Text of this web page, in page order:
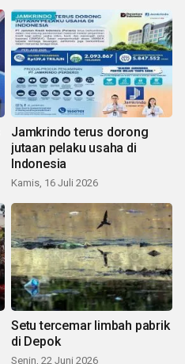
Jamkrindo terus dorong
jutaan pelaku usaha di
Indonesia
Kamis, 16 Juli 2026
Setu tercemar limbah pabrik
di Depok
Senin, 22 Juni 2026